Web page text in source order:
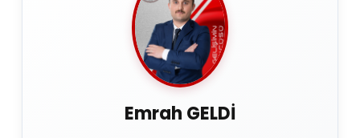
Emrah GELDİ